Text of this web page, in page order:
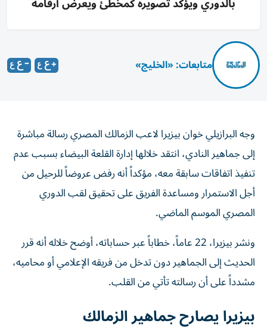
متابعات: «الخليج»
إلى جماهير النادي، انتقد خلالها إدارة القلعة البيضاء بسبب عدم
تنفيذ اتفاقات سابقة معه، مؤكداً أنه رفض عروضاً للرحيل من
أجل الاستمرار ومساعدة الفريق على تحقيق لقب الدوري
المصري الموسم الماضي.
ونشر بيزيرا، 22 عاماً، خطاباً عبر حساباته، أوضح خلاله أنه قرر
الحديث إلى الجماهير دون تدخل من فريقه الإعلامي أو محاميه،
مشدداً على أن رسالته تأتي من القلب.
بيزيرا يصارح جماهير الزمالك